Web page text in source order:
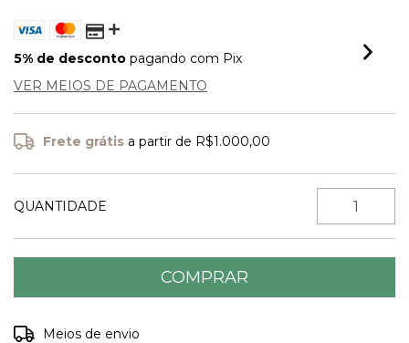
5% de desconto pagando com Pix
VER MEIOS DE PAGAMENTO
Frete grátis a partir de R$1.000,00
QUANTIDADE
Entregas para o CEP:
Meios de envio